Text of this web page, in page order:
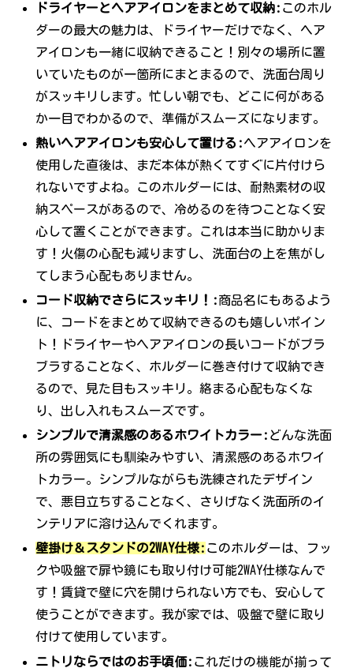
ドライヤーとヘアアイロンをまとめて収納: このホル
ダーの最大の魅力は、ドライヤーだけでなく、ヘア
アイロンも一緒に収納できること！別々の場所に置
いていたものが一箇所にまとまるので、洗面台周り
がスッキリします。忙しい朝でも、どこに何がある
か一目でわかるので、準備がスムーズになります。
熱いヘアアイロンも安心して置ける:ヘアアイロンを
使用した直後は、まだ本体が熱くてすぐに片付けら
れないですよね。このホルダーには、耐熱素材の収
納スペースがあるので、冷めるのを待つことなく安
心して置くことができます。これは本当に助かりま
す！火傷の心配も減りますし、洗面台の上を焦がし
てしまう心配もありません。
コード収納でさらにスッキリ！:商品名にもあるよう
に、コードをまとめて収納できるのも嬉しいポイン
ト！ドライヤーやヘアアイロンの長いコードがブラ
ブラすることなく、ホルダーに巻き付けて収納でき
るので、見た目もスッキリ。絡まる心配もなくな
り、出し入れもスムーズです。
シンプルで清潔感のあるホワイトカラー: どんな洗面
所の雰囲気にも馴染みやすい、清潔感のあるホワイ
トカラー。シンプルながらも洗練されたデザイン
で、悪目立ちすることなく、さりげなく洗面所のイ
ンテリアに溶け込んでくれます。
壁掛け＆スタンドの2WAY仕様: このホルダーは、フッ
クや吸盤で扉や鏡にも取り付け可能2WAY仕様なんで
す！賃貸で壁に穴を開けられない方でも、安心して
使うことができます。我が家では、吸盤で壁に取り
付けて使用しています。
ニトリならではのお手頃価: これだけの機能が揃って